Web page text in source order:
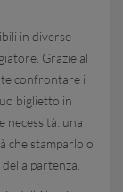
in diverse
Grazie al
confrontare i
biglietto in
necessità: una
che stamparlo o
partenza.